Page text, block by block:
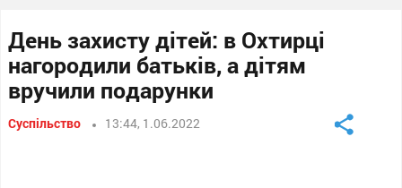
День захисту дітей: в Охтирці
нагородили батьків, а дітям
вручили подарунки
Суспільство 13:44, 1.06.2022